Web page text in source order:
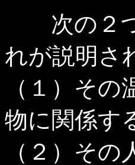
次の２つ
れが説明さ
（１）そ
物に関係す
（２）そ